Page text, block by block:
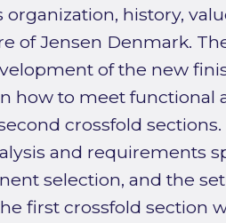
organization, history,
of Jensen Denmark.
of the new
how to meet functional
crossfold
and requirements
selection, and the
first crossfold section